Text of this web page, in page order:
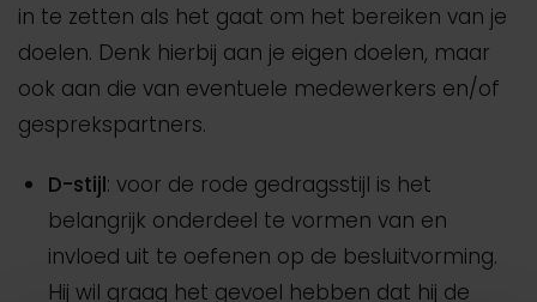
in te zetten als het gaat om het bereiken van je
doelen. Denk hierbij aan je eigen doelen, maar
ook aan die van eventuele medewerkers en/of
gesprekspartners.
D-stijl: voor de rode gedragsstijl is het
belangrijk onderdeel te vormen van en
invloed uit te oefenen op de besluitvorming.
Hij wil graag het gevoel hebben dat hij de